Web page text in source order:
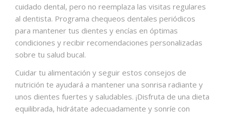
cuidado dental, pero no reemplaza las visitas regulares
al dentista. Programa chequeos dentales periódicos
para mantener tus dientes y encías en óptimas
condiciones y recibir recomendaciones personalizadas
sobre tu salud bucal.
Cuidar tu alimentación y seguir estos consejos de
nutrición te ayudará a mantener una sonrisa radiante y
unos dientes fuertes y saludables. ¡Disfruta de una dieta
equilibrada, hidrátate adecuadamente y sonríe con